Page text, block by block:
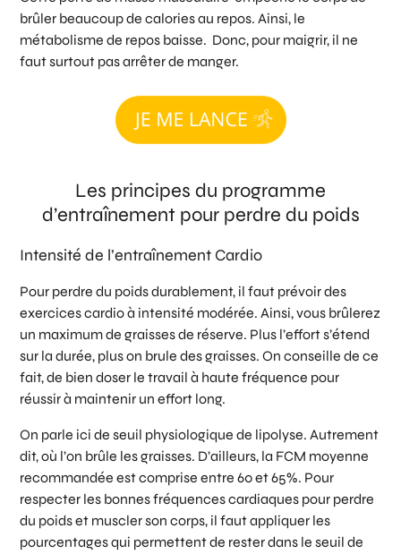
brûler beaucoup de calories au repos. Ainsi, le
métabolisme de repos baisse. Donc, pour maigrir, il ne
faut surtout pas arrêter de manger.
Les principes du programme
d’entraînement pour perdre du poids
Intensité de l’entraînement Cardio
Pour perdre du poids durablement, il faut prévoir des
exercices cardio à intensité modérée. Ainsi, vous brûlerez
un maximum de graisses de réserve. Plus l’effort s’étend
sur la durée, plus on brule des graisses. On conseille de ce
fait, de bien doser le travail à haute fréquence pour
réussir à maintenir un effort long.
On parle ici de seuil physiologique de lipolyse. Autrement
dit, où l’on brûle les graisses. D’ailleurs, la FCM moyenne
recommandée est comprise entre 60 et 65%. Pour
respecter les bonnes fréquences cardiaques pour perdre
du poids et muscler son corps, il faut appliquer les
pourcentages qui permettent de rester dans le seuil de